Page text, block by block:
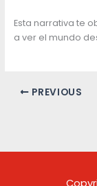
Esta narrativa te
a ver el mundo
PREVIOUS